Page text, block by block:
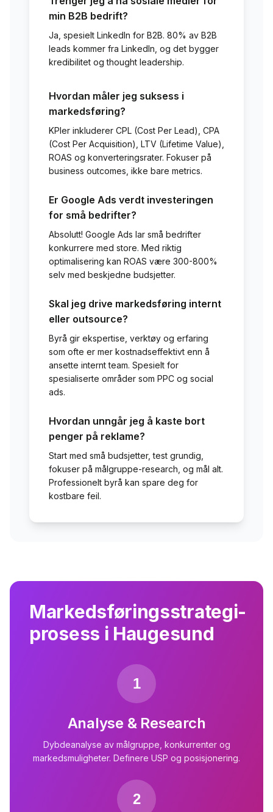
min B2B bedrift?
Ja, spesielt LinkedIn for B2B. 80% av B2B
leads kommer fra LinkedIn, og det bygger
kredibilitet og thought leadership.
Hvordan måler jeg suksess i
markedsføring?
KPIer inkluderer CPL (Cost Per Lead), CPA
(Cost Per Acquisition), LTV (Lifetime Value),
ROAS og konverteringsrater. Fokuser på
business outcomes, ikke bare metrics.
Er Google Ads verdt investeringen
for små bedrifter?
Absolutt! Google Ads lar små bedrifter
konkurrere med store. Med riktig
optimalisering kan ROAS være 300-800%
selv med beskjedne budsjetter.
Skal jeg drive markedsføring internt
eller outsource?
Byrå gir ekspertise, verktøy og erfaring
som ofte er mer kostnadseffektivt enn å
ansette internt team. Spesielt for
spesialiserte områder som PPC og social
ads.
Hvordan unngår jeg å kaste bort
penger på reklame?
Start med små budsjetter, test grundig,
fokuser på målgruppe-research, og mål alt.
Professionelt byrå kan spare deg for
kostbare feil.
Markedsføringsstrategi-
prosess i Haugesund
1
Analyse & Research
Dybdeanalyse av målgruppe, konkurrenter og
markedsmuligheter. Definere USP og posisjonering.
2